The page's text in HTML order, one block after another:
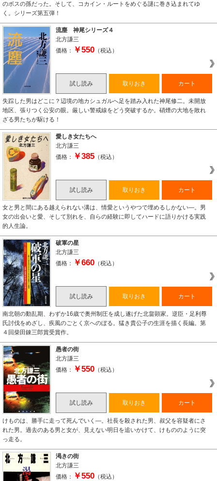
のボスの孫だった。そして、コカイン・ルートをめぐる謎に巻き込まれてゆ
く。シリーズ第五弾！
流塵 神尾シリーズ４
北方謙三
価格：
￥550 （税込）
試し読み 取りおき カート
失踪した男はどこに？辺境の地カシュガルへ足を踏み入れた神尾修二。未開放
地区、張りつく公安の眼。厳しい警戒線をどう突破するか。硝煙の大地を敗れ
ざる男たちが駆ける！
愛しき女たちへ
北方謙三
価格：
￥385 （税込）
試し読み 取りおき カート
女と男と間にある越えられない溝は、情愛というやつで埋めるしかない―。男
女の出会いと愛、そして別れを、自らの経験に即してハードに語りかける実践
的人生論。
破軍の星
北方謙三
価格：
￥660 （税込）
試し読み 取りおき カート
南北朝の動乱期、わずか16歳で奥州制圧を成し遂げた北畠顕家。逆臣・足利尊
氏討伐をめざし、疾風のごとく京へのぼる。猛き貴公子の生涯を描く長編。第
４回柴田錬三郎賞受賞作。
愚者の街
北方謙三
価格：
￥550 （税込）
試し読み 取りおき カート
けものは、勝手に走って死んでいく―。社長を殺された男、叔父を容疑者にさ
れた男。過去のある男と女が、見えない明日を追いかけて、けもののように突
っ走る。
渇きの街
北方謙三
価格：
￥550 （税込）